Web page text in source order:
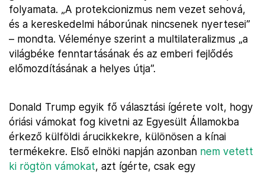
folyamata. „A protekcionizmus nem vezet sehová,
és a kereskedelmi háborúnak nincsenek nyertesei”
– mondta. Véleménye szerint a multilateralizmus „a
világbéke fenntartásának és az emberi fejlődés
előmozdításának a helyes útja”.
Donald Trump egyik fő választási ígérete volt, hogy
óriási vámokat fog kivetni az Egyesült Államokba
érkező külföldi árucikkekre, különösen a kínai
termékekre. Első elnöki napján azonban nem vetett
ki rögtön vámokat, azt ígérte, csak egy